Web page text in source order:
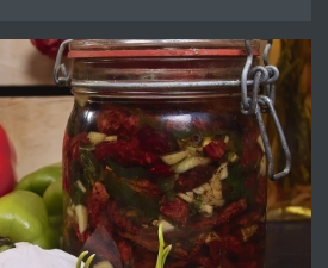
В ЦЕНТЪРА НА ГР.
преди 3 дни
гараж под наем
преди 3 дни